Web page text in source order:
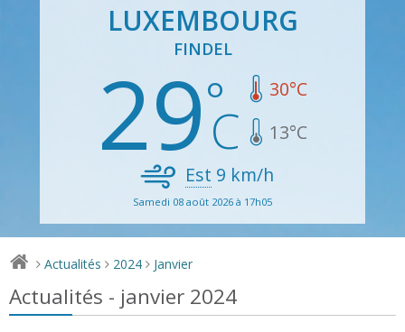
LUXEMBOURG
FINDEL
29 30°C
13°C
Est 9 km/h
Samedi 08 août 2026 à 17h05
> Actualités > 2024 > Janvier
Actualités - janvier 2024